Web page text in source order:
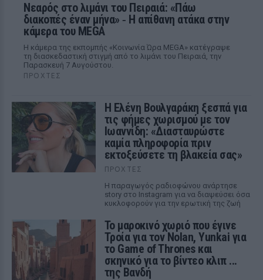
Νεαρός στο λιμάνι του Πειραιά: «Πάω
διακοπές έναν μήνα» ‑ Η απίθανη ατάκα στην
κάμερα του MEGA
Η κάμερα της εκπομπής «Κοινωνία Ώρα MEGA» κατέγραψε
τη διασκεδαστική στιγμή από το λιμάνι του Πειραιά, την
Παρασκευή 7 Αυγούστου.
ΠΡΟΧΤΈΣ
Η Ελένη Βουλγαράκη ξεσπά για
τις φήμες χωρισμού με τον
Ιωαννίδη: «Διασταυρώστε
καμία πληροφορία πριν
εκτοξεύσετε τη βλακεία σας»
ΠΡΟΧΤΈΣ
Η παραγωγός ραδιοφώνου ανάρτησε
story στο Instagram για να διαψεύσει όσα
κυκλοφορούν για την ερωτική της ζωή
Το μαροκινό χωριό που έγινε
Τροία για τον Nolan, Yunkai για
το Game of Thrones και
σκηνικό για το βίντεο κλιπ ...
της Βανδή